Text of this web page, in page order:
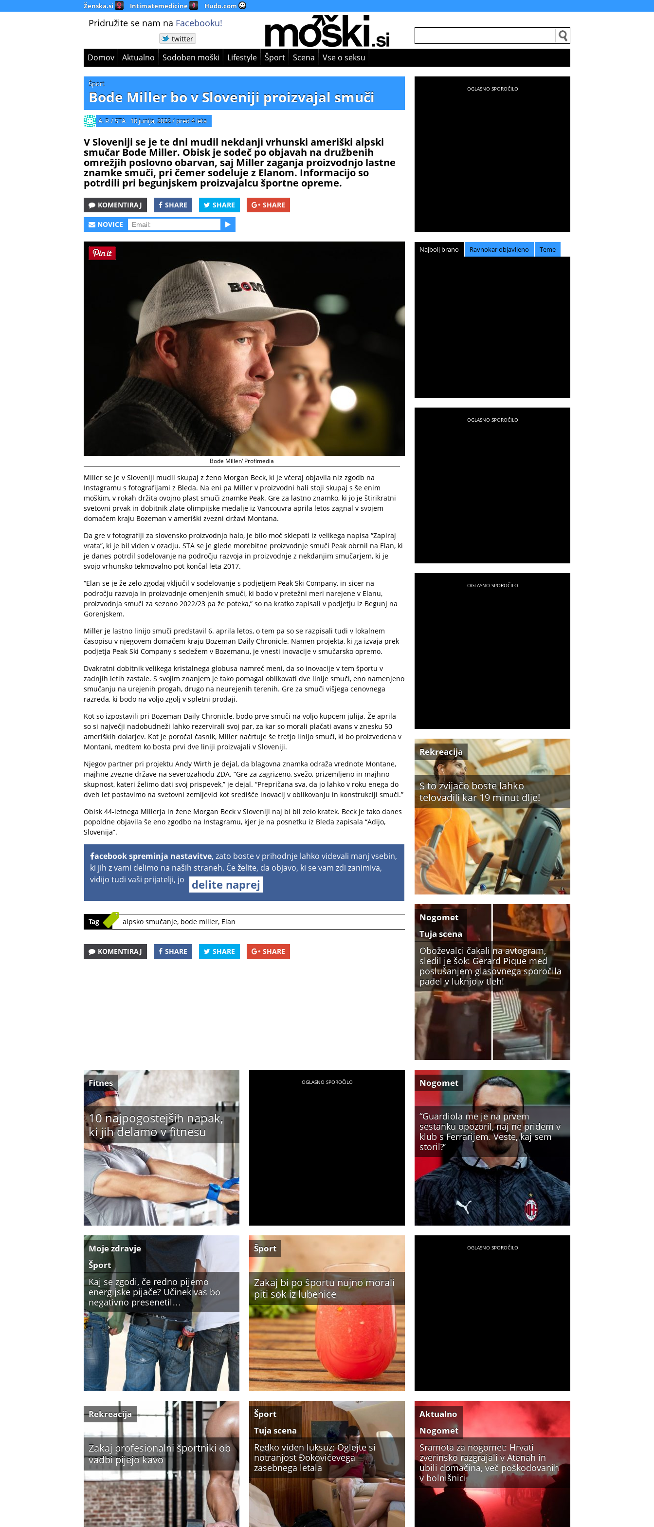
Ženska.si Intimatemedicine Hudo.com
Pridružite se nam na Facebooku!
twitter
Domov Aktualno Sodoben moški Lifestyle Šport Scena Vse o seksu
Šport
Bode Miller bo v Sloveniji proizvajal smuči
A. P. / STA 10 junija, 2022/ pred 4 leta
V Sloveniji se je te dni mudil nekdanji vrhunski ameriški alpski
smučar Bode Miller. Obisk je sodeč po objavah na družbenih
omrežjih poslovno obarvan, saj Miller zaganja proizvodnjo lastne
znamke smuči, pri čemer sodeluje z Elanom. Informacijo so
potrdili pri begunjskem proizvajalcu športne opreme.
KOMENTIRAJ SHARE SHARE SHARE
NOVICE
Bode Miller/ Profimedia
Miller se je v Sloveniji mudil skupaj z ženo Morgan Beck, ki je včeraj objavila niz zgodb na
Instagramu s fotografijami z Bleda. Na eni pa Miller v proizvodni hali stoji skupaj s še enim
moškim, v rokah držita ovojno plast smuči znamke Peak. Gre za lastno znamko, ki jo je štirikratni
svetovni prvak in dobitnik zlate olimpijske medalje iz Vancouvra aprila letos zagnal v svojem
domačem kraju Bozeman v ameriški zvezni državi Montana.
Da gre v fotografiji za slovensko proizvodnjo halo, je bilo moč sklepati iz velikega napisa “Zapiraj
vrata”, ki je bil viden v ozadju. STA se je glede morebitne proizvodnje smuči Peak obrnil na Elan, ki
je danes potrdil sodelovanje na področju razvoja in proizvodnje z nekdanjim smučarjem, ki je
svojo vrhunsko tekmovalno pot končal leta 2017.
“Elan se je že zelo zgodaj vključil v sodelovanje s podjetjem Peak Ski Company, in sicer na
področju razvoja in proizvodnje omenjenih smuči, ki bodo v pretežni meri narejene v Elanu,
proizvodnja smuči za sezono 2022/23 pa že poteka,” so na kratko zapisali v podjetju iz Begunj na
Gorenjskem.
Miller je lastno linijo smuči predstavil 6. aprila letos, o tem pa so se razpisali tudi v lokalnem
časopisu v njegovem domačem kraju Bozeman Daily Chronicle. Namen projekta, ki ga izvaja prek
podjetja Peak Ski Company s sedežem v Bozemanu, je vnesti inovacije v smučarsko opremo.
Dvakratni dobitnik velikega kristalnega globusa namreč meni, da so inovacije v tem športu v
zadnjih letih zastale. S svojim znanjem je tako pomagal oblikovati dve linije smuči, eno namenjeno
smučanju na urejenih progah, drugo na neurejenih terenih. Gre za smuči višjega cenovnega
razreda, ki bodo na voljo zgolj v spletni prodaji.
Kot so izpostavili pri Bozeman Daily Chronicle, bodo prve smuči na voljo kupcem julija. Že aprila
so si največji nadobudneži lahko rezervirali svoj par, za kar so morali plačati avans v znesku 50
ameriških dolarjev. Kot je poročal časnik, Miller načrtuje še tretjo linijo smuči, ki bo proizvedena v
Montani, medtem ko bosta prvi dve liniji proizvajali v Sloveniji.
Njegov partner pri projektu Andy Wirth je dejal, da blagovna znamka odraža vrednote Montane,
majhne zvezne države na severozahodu ZDA. “Gre za zagrizeno, svežo, prizemljeno in majhno
skupnost, kateri želimo dati svoj prispevek,” je dejal. “Prepričana sva, da jo lahko v roku enega do
dveh let postavimo na svetovni zemljevid kot središče inovacij v oblikovanju in konstrukciji smuči.”
Obisk 44-letnega Millerja in žene Morgan Beck v Sloveniji naj bi bil zelo kratek. Beck je tako danes
popoldne objavila še eno zgodbo na Instagramu, kjer je na posnetku iz Bleda zapisala “Adijo,
Slovenija”.
acebook spreminja nastavitve, zato boste v prihodnje lahko videvali manj vsebin,
ki jih z vami delimo na naših straneh. Če želite, da objavo, ki se vam zdi zanimiva,
vidijo tudi vaši prijatelji, jo
delite naprej
Tag alpsko smučanje, bode miller, Elan
KOMENTIRAJ SHARE SHARE SHARE
Najbolj brano Ravnokar objavljeno Teme
S to zvijačo boste lahko
telovadili kar 19 minut dlje!
Rekreacija
Oboževalci čakali na avtogram,
sledil je šok: Gerard Pique med
poslušanjem glasovnega sporočila
padel v luknjo v tleh!
Nogomet
Tuja scena
10 najpogostejših napak,
ki jih delamo v fitnesu
Fitnes
“Guardiola me je na prvem
sestanku opozoril, naj ne pridem v
klub s Ferrarijem. Veste, kaj sem
storil?’
Nogomet
Kaj se zgodi, če redno pijemo
energijske pijače? Učinek vas bo
negativno presenetil…
Moje zdravje
Šport
Zakaj bi po športu nujno morali
piti sok iz lubenice
Šport
Zakaj profesionalni športniki ob
vadbi pijejo kavo
Rekreacija
Redko viden luksuz: Oglejte si
notranjost Đokovićevega
zasebnega letala
Šport
Tuja scena
Sramota za nogomet: Hrvati
zverinsko razgrajali v Atenah in
ubili domačina, več poškodovanih
v bolnišnici
Aktualno
Nogomet